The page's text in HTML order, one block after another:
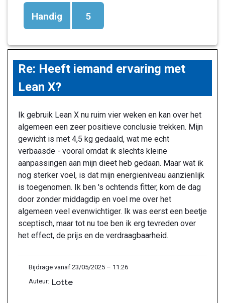
Handig 5
Re: Heeft iemand ervaring met
Lean X?
Ik gebruik Lean X nu ruim vier weken en kan over het
algemeen een zeer positieve conclusie trekken. Mijn
gewicht is met 4,5 kg gedaald, wat me echt
verbaasde - vooral omdat ik slechts kleine
aanpassingen aan mijn dieet heb gedaan. Maar wat ik
nog sterker voel, is dat mijn energieniveau aanzienlijk
is toegenomen. Ik ben 's ochtends fitter, kom de dag
door zonder middagdip en voel me over het
algemeen veel evenwichtiger. Ik was eerst een beetje
sceptisch, maar tot nu toe ben ik erg tevreden over
het effect, de prijs en de verdraagbaarheid.
Bijdrage vanaf 23/05/2025 – 11:26
Auteur: Lotte